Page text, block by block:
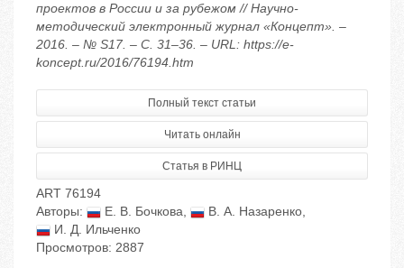
проектов в России и за рубежом // Научно-
методический электронный журнал «Концепт». –
2016. – № S17. – С. 31–36. – URL: https://e-
koncept.ru/2016/76194.htm
Полный текст статьи
Читать онлайн
Статья в РИНЦ
ART 76194
Авторы:
Е. В. Бочкова, В. А. Назаренко,
И. Д. Ильченко
Просмотров: 2887